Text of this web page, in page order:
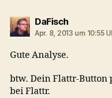
DaFischsagt:
Apr. 8, 2013 um 10:55
Gute Analyse.
btw. Dein Flattr-Button
bei Flattr.